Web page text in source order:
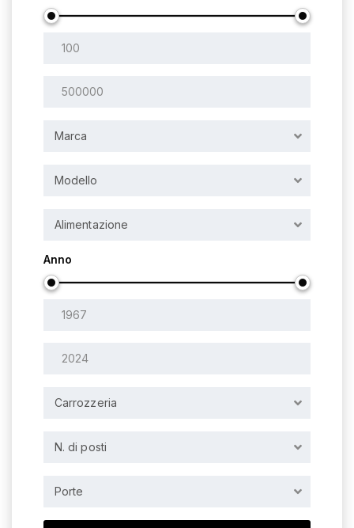
Marca
Modello
Alimentazione
Anno
Carrozzeria
N. di posti
Porte